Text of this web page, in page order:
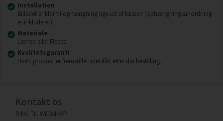
Installation
Billedet er klar til ophængning lige ud af kassen (ophængningsanordning
er inkluderet).
Materiale
Lærred eller Fleece.
Kvalitetsgaranti
Hvert produkt er fremstillet specifikt efter din bestilling.
Kontakt os
RING TIL WEBSHOP: